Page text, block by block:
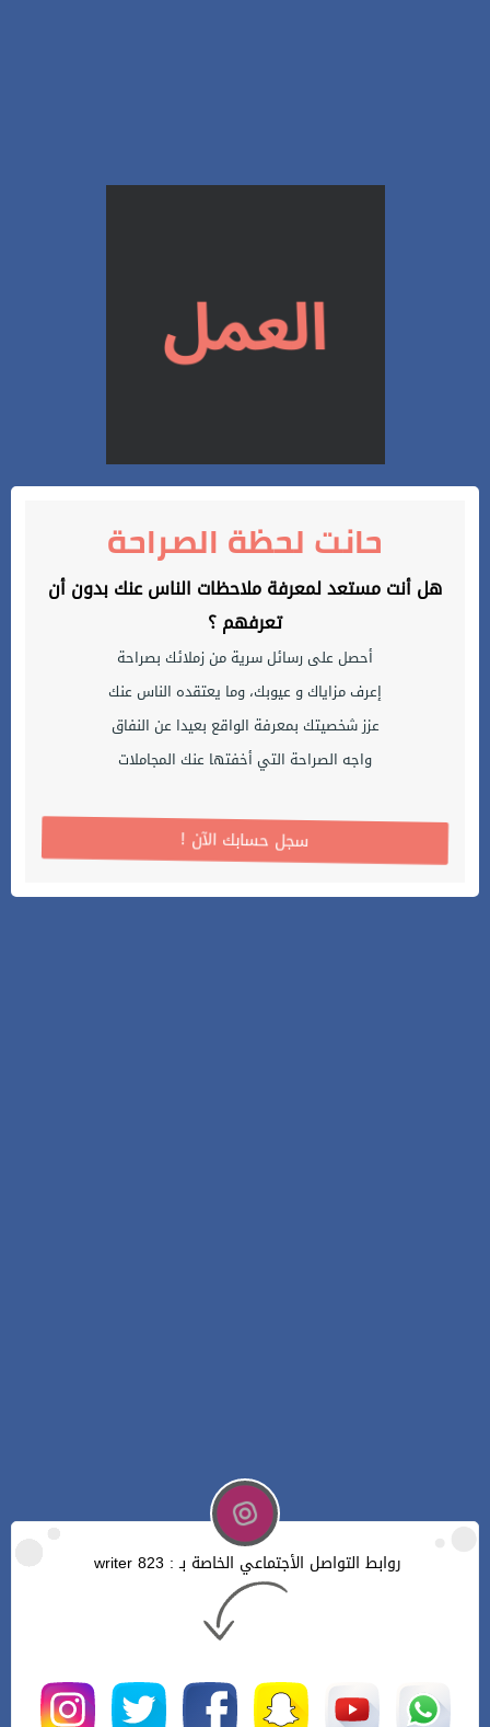
حانت لحظة الصراحة
هل أنت مستعد لمعرفة ملاحظات الناس عنك بدون أن
تعرفهم ؟
أحصل على رسائل سرية من زملائك بصراحة
إعرف مزاياك و عيوبك، وما يعتقده الناس عنك
عزز شخصيتك بمعرفة الواقع بعيدا عن النفاق
واجه الصراحة التي أخفتها عنك المجاملات
! سجل حسابك الآن
روابط التواصل الأجتماعي الخاصة بـ : writer 823